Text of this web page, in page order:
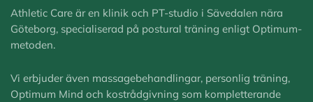
Athletic Care är en klinik och PT-studio i Sävedalen nära
Göteborg, specialiserad på postural träning enligt Optimum-
metoden.
Vi erbjuder även massagebehandlingar, personlig träning,
Optimum Mind och kostrådgivning som kompletterande